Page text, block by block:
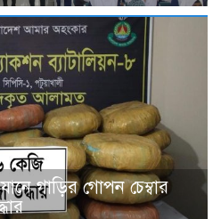
গাড়ির গোপন চেম্বার